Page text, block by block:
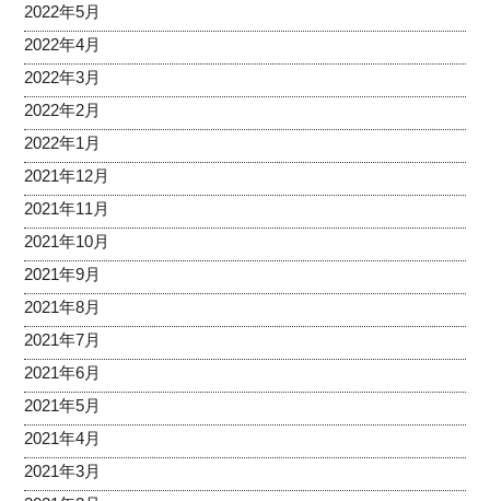
2022年5月
2022年4月
2022年3月
2022年2月
2022年1月
2021年12月
2021年11月
2021年10月
2021年9月
2021年8月
2021年7月
2021年6月
2021年5月
2021年4月
2021年3月